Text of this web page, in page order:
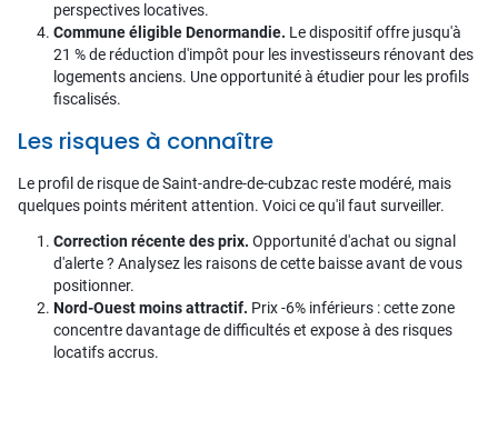
perspectives locatives.
Commune éligible Denormandie. Le dispositif offre jusqu'à
21 % de réduction d'impôt pour les investisseurs rénovant des
logements anciens. Une opportunité à étudier pour les profils
fiscalisés.
Les risques à connaître
Le profil de risque de Saint-andre-de-cubzac reste modéré, mais
quelques points méritent attention. Voici ce qu'il faut surveiller.
Correction récente des prix. Opportunité d'achat ou signal
d'alerte ? Analysez les raisons de cette baisse avant de vous
positionner.
Nord-Ouest moins attractif. Prix -6% inférieurs : cette zone
concentre davantage de difficultés et expose à des risques
locatifs accrus.